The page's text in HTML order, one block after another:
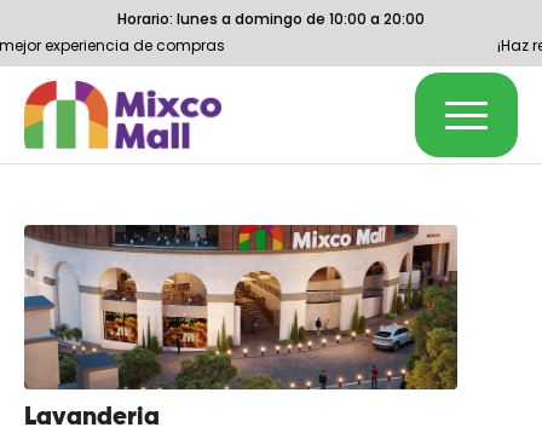
experiencia de compras ¡Haz
Horario: lunes a domingo de 10:00 a 20:00
Lavanderia